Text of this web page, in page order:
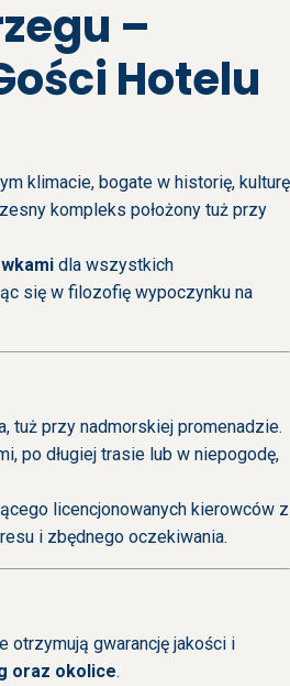
–
Hotelu
klimacie, bogate w historię, kulturę
kompleks położony tuż przy
dla wszystkich
się w filozofię wypoczynku na
tuż przy nadmorskiej promenadzie.
po długiej trasie lub w niepogodę,
licencjonowanych kierowców z
i zbędnego oczekiwania.
otrzymują gwarancję jakości i
oraz okolice.